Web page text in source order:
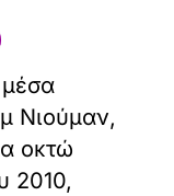
Νιούμαν,
οκτώ
2010,